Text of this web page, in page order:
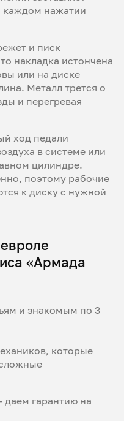
каждом нажатии
и писк
накладка истончена
или на диске
Металл трется о
и перегревая
ход педали
в системе или
цилиндре.
поэтому рабочие
к диску с нужной
«Армада
и знакомым по 3
которые
даем гарантию на